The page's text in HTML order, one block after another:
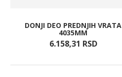
DONJI DEO PREDNJIH VRATA
4035MM
6.158,31 RSD